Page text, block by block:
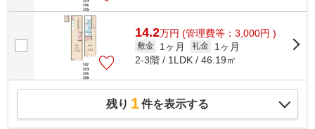
14.2万円 (管理費等：3,000円 )
敷金 1ヶ月 礼金
1ヶ月
2-3階 / 1LDK / 46.19㎡
残り 1件を表示する